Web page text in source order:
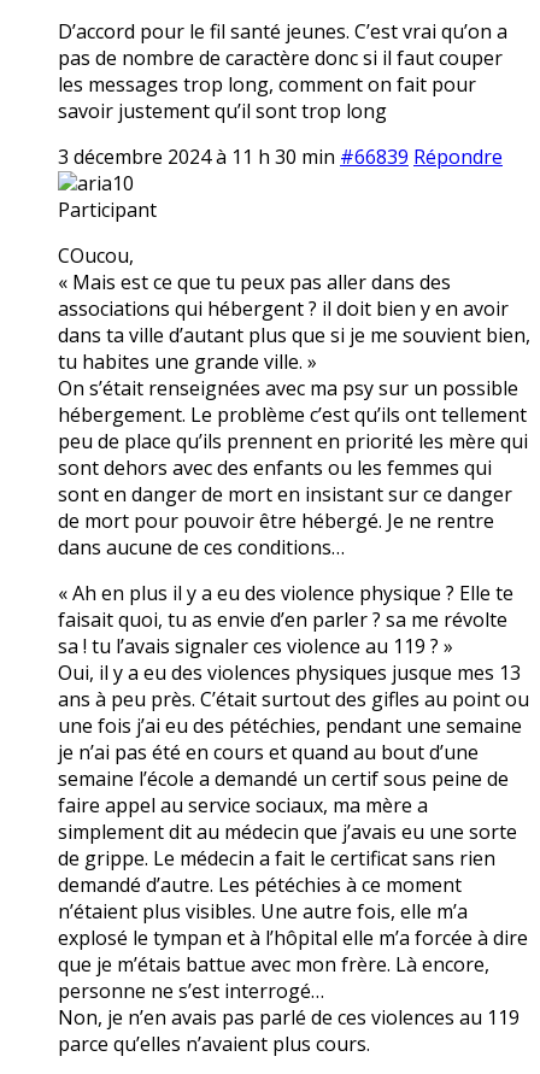
D’accord pour le fil santé jeunes. C’est vrai qu’on a
pas de nombre de caractère donc si il faut couper
les messages trop long, comment on fait pour
savoir justement qu’il sont trop long
3 décembre 2024 à 11 h 30 min #66839 Répondre
aria10
Participant
COucou,
« Mais est ce que tu peux pas aller dans des
associations qui hébergent ? il doit bien y en avoir
dans ta ville d’autant plus que si je me souvient bien,
tu habites une grande ville. »
On s’était renseignées avec ma psy sur un possible
hébergement. Le problème c’est qu’ils ont tellement
peu de place qu’ils prennent en priorité les mère qui
sont dehors avec des enfants ou les femmes qui
sont en danger de mort en insistant sur ce danger
de mort pour pouvoir être hébergé. Je ne rentre
dans aucune de ces conditions…
« Ah en plus il y a eu des violence physique ? Elle te
faisait quoi, tu as envie d’en parler ? sa me révolte
sa ! tu l’avais signaler ces violence au 119 ? »
Oui, il y a eu des violences physiques jusque mes 13
ans à peu près. C’était surtout des gifles au point ou
une fois j’ai eu des pétéchies, pendant une semaine
je n’ai pas été en cours et quand au bout d’une
semaine l’école a demandé un certif sous peine de
faire appel au service sociaux, ma mère a
simplement dit au médecin que j’avais eu une sorte
de grippe. Le médecin a fait le certificat sans rien
demandé d’autre. Les pétéchies à ce moment
n’étaient plus visibles. Une autre fois, elle m’a
explosé le tympan et à l’hôpital elle m’a forcée à dire
que je m’étais battue avec mon frère. Là encore,
personne ne s’est interrogé…
Non, je n’en avais pas parlé de ces violences au 119
parce qu’elles n’avaient plus cours.